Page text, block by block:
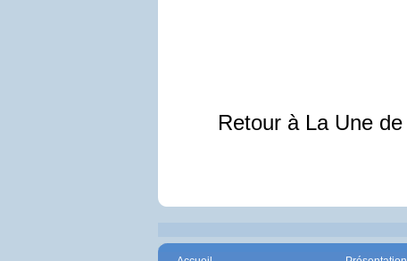
Retour à La Une de